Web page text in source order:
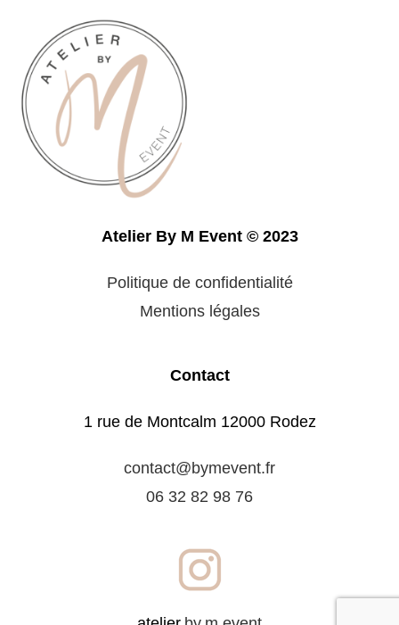
Atelier By M Event © 2023
Politique de confidentialité
Mentions légales
Contact
1 rue de Montcalm 12000 Rodez
contact@bymevent.fr
06 32 82 98 76